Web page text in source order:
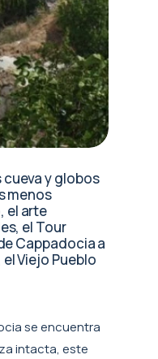
y globos
menos
el arte
el Tour
Cappadocia a
Viejo Pueblo
se encuentra
intacta, este